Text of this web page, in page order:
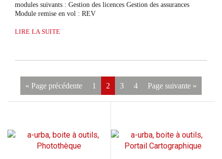
modules suivants : Gestion des licences Gestion des assurances
Module remise en vol : REV
LIRE LA SUITE
« Page précédente 1 2 3 4 Page suivante »